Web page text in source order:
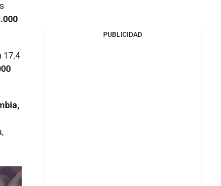
17,4
PUBLICIDAD